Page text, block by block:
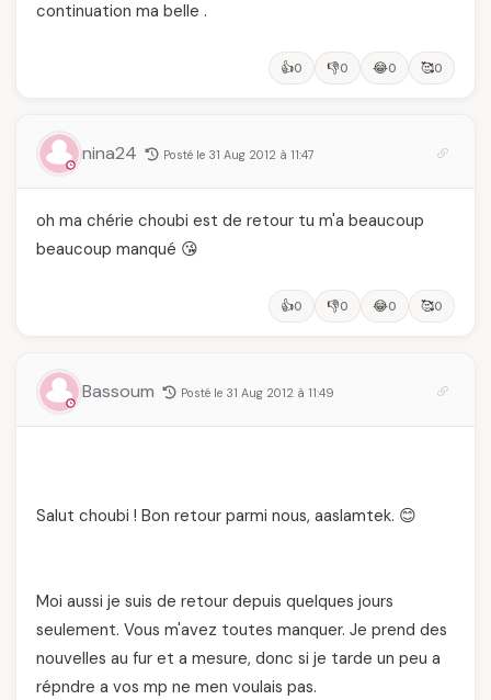
continuation ma belle .
👍0 👎0 😂0 🥰0
nina24 Posté le 31 Aug 2012 à 11:47
oh ma chérie choubi est de retour tu m'a beaucoup
beaucoup manqué 😘
👍0 👎0 😂0 🥰0
Bassoum Posté le 31 Aug 2012 à 11:49
Salut choubi ! Bon retour parmi nous, aaslamtek. 😊
Moi aussi je suis de retour depuis quelques jours
seulement. Vous m'avez toutes manquer. Je prend des
nouvelles au fur et a mesure, donc si je tarde un peu a
répndre a vos mp ne men voulais pas.